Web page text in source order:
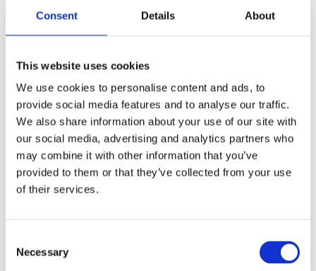
Consent Details About
This website uses cookies
We use cookies to personalise content and ads, to
provide social media features and to analyse our traffic.
We also share information about your use of our site with
our social media, advertising and analytics partners who
may combine it with other information that you’ve
provided to them or that they’ve collected from your use
of their services.
Necessary
Dela med dig
c
b
o
o
k
Omdömen
Du
Bli den första att lämna ett omdöme.